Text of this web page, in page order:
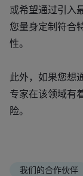
或希望通过引入
您量身定制符合
性。
此外，如果您想
专家在该领域有
险。
我们的合作伙伴